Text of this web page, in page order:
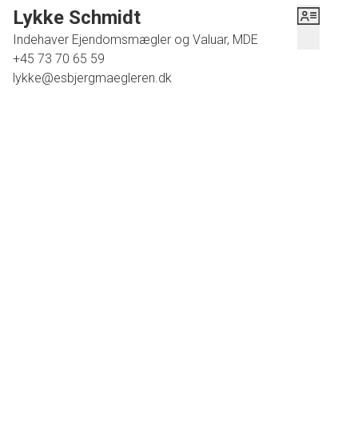
Indeholder følgende:
Vaskerum/bryggersrum. Toilet. 4 gode disp. rum, hvor der
er mulighed for at dele det store op i yderligere 2 rum.
Lykke Schmidt
Indehaver Ejendomsmægler og Valuar, MDE
+45 73 70 65 59
lykke@esbjergmaegleren.dk